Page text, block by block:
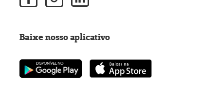
Baixe nosso aplicativo